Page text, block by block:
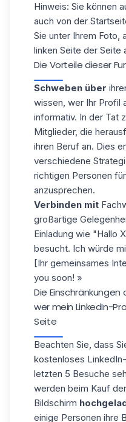
Hinweis: Sie können
auch von der
Sie unter Ihrem Foto,
linken Seite der Seite
Die Vorteile dieser
Schweben über
wissen, wer Ihr Profil
informativ. In der Tat
Mitglieder, die
ihren Beruf an. Dies
verschiedene
richtigen Personen
anzusprechen.
Verbinden mit
großartige
Einladung wie "Hallo
besucht. Ich würde
[Ihr gemeinsames
you soon! »
Die Einschränkungen
wer mein LinkedIn-
Seite
Beachten Sie, dass
kostenloses
letzten 5 Besuche
werden beim Kauf
Bildschirm
einige Personen ihre